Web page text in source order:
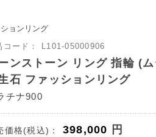
ョンリング
コード： L101-05000906
ンストーン リング 指輪 (
石 ファッションリング
チナ900
価格(税込)： 398,000 円